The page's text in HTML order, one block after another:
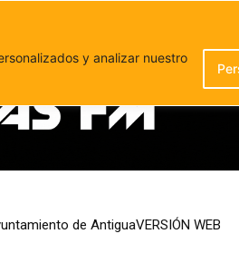
y analizar nuestro
de AntiguaVERSIÓN WEB
mundiales de FreeFly-Slalom en